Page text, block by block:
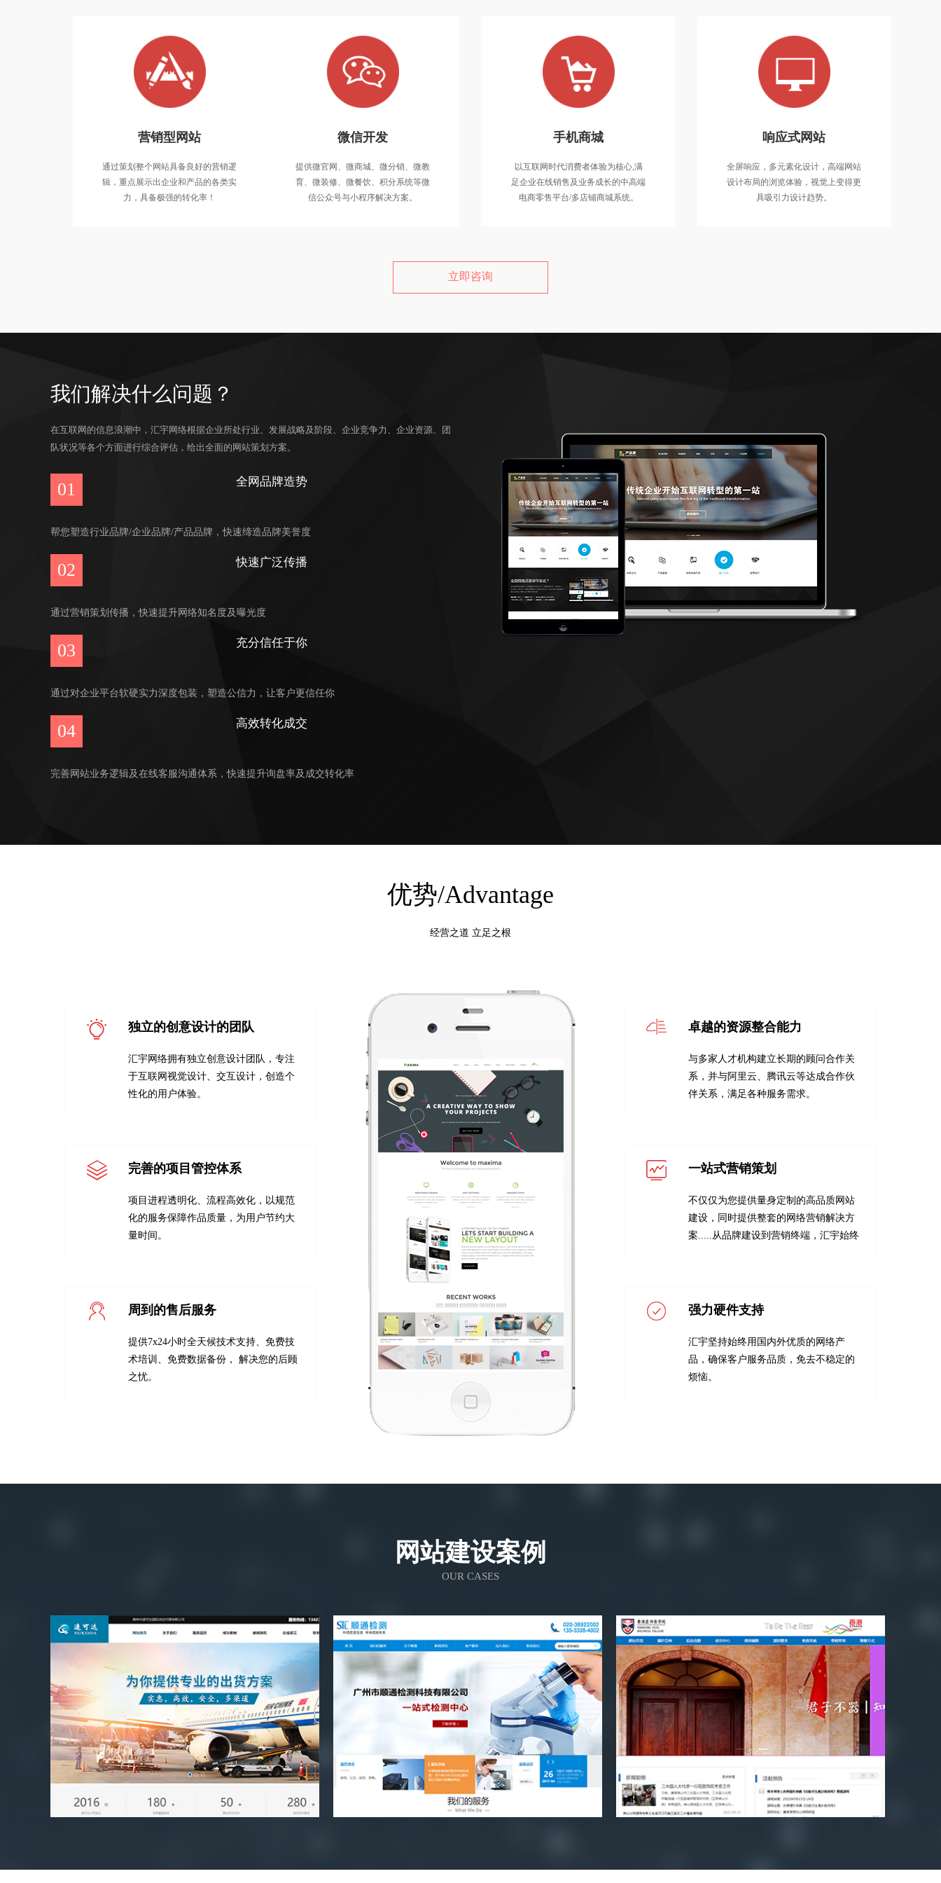
营销型网站
通过策划整个网站具备良好的营销逻
辑，重点展示出企业和产品的各类实
力，具备极强的转化率！
营销型网站
辑，重点展示出企业和产品的各类实
微信开发
提供微官网、微商城、微分销、微教
育、微装修、微餐饮、积分系统等微
信公众号与小程序解决方案。
微信开发
手机商城
以互联网时代消费者体验为核心,满
足企业在线销售及业务成长的中高端
电商零售平台/多店铺商城系统。
手机商城
响应式网站
全屏响应，多元素化设计，高端网站
设计布局的浏览体验，视觉上变得更
具吸引力设计趋势。
立即咨询
我们解决什么问题？
在互联网的信息浪潮中，汇宇网络根据企业所处行业、发展战略及阶段、企业竞争力、企业资源、团
队状况等各个方面进行综合评估，给出全面的网站策划方案。
01 全网品牌造势
帮您塑造行业品牌/企业品牌/产品品牌，快速缔造品牌美誉度
02 快速广泛传播
通过营销策划传播，快速提升网络知名度及曝光度
03 充分信任于你
通过对企业平台软硬实力深度包装，塑造公信力，让客户更信任你
04 高效转化成交
完善网站业务逻辑及在线客服沟通体系，快速提升询盘率及成交转化率
优势/Advantage
经营之道 立足之根
独立的创意设计的团队
汇宇网络拥有独立创意设计团队，专注
于互联网视觉设计、交互设计，创造个
性化的用户体验。
完善的项目管控体系
项目进程透明化、流程高效化，以规范
化的服务保障作品质量，为用户节约大
量时间。
周到的售后服务
提供7x24小时全天候技术支持、免费技
术培训、免费数据备份， 解决您的后顾
之忧。
卓越的资源整合能力
与多家人才机构建立长期的顾问合作关
系，并与阿里云、腾讯云等达成合作伙
伴关系，满足各种服务需求。
一站式营销策划
不仅仅为您提供量身定制的高品质网站
建设，同时提供整套的网络营销解决方
案.....从品牌建设到营销终端，汇宇始终
强力硬件支持
汇宇坚持始终用国内外优质的网络产
品，确保客户服务品质，免去不稳定的
烦恼。
网站建设案例
OUR CASES